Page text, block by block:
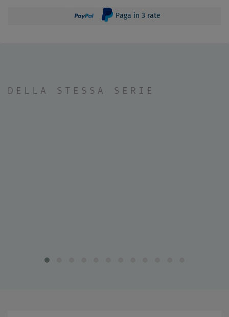
Paga in 3 rate
DELLA STESSA SERIE